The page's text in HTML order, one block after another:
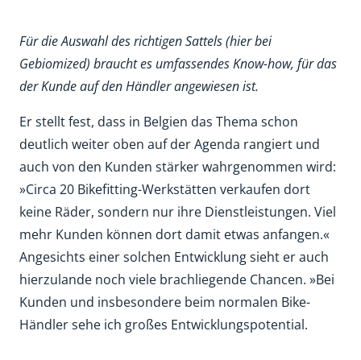
Für die Auswahl des rich­tigen Sattels (hier bei
Gebiomized) braucht es umfassendes Know-how, für das
der Kunde auf den Händler ­angewiesen ist.
Er stellt fest, dass in Belgien das Thema schon
deutlich weiter oben auf der Agenda rangiert und
auch von den Kunden stärker wahrgenommen wird:
»Circa 20 Bikefitting-Werkstätten verkaufen dort
keine Räder, sondern nur ihre Dienstleistungen. Viel
mehr Kunden können dort damit etwas anfangen.«
Angesichts einer solchen Entwicklung sieht er auch
hierzulande noch viele brachliegende Chancen. »Bei
Kunden und insbesondere beim normalen Bike-
Händler sehe ich großes Entwicklungspotential.